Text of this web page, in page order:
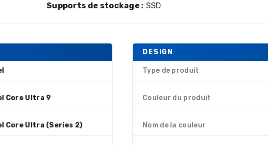
Supports de stockage : SSD
Core Ultra 9
Core Ultra (Series 2)
DESIGN
Type de produit
Couleur du produit
Nom de la couleur